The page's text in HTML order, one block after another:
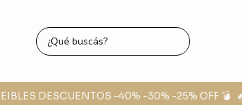
DESCUENTOS -40% -30% -25% OFF 💣 🔥